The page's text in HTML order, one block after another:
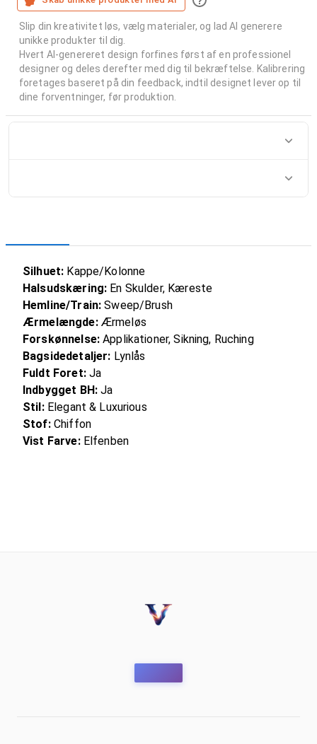
Slip din kreativitet løs, vælg materialer, og lad AI generere
unikke produkter til dig.
Hvert AI-genereret design forfines først af en professionel
designer og deles derefter med dig til bekræftelse. Kalibrering
foretages baseret på din feedback, indtil designet lever op til
dine forventninger, før produktion.
Silhuet: Kappe/Kolonne
Halsudskæring: En Skulder, Kæreste
Hemline/Train: Sweep/Brush
Ærmelængde:Ærmeløs
Forskønnelse:Applikationer, Sikning, Ruching
Bagsidedetaljer: Lynlås
Fuldt Foret:Ja
Indbygget BH:Ja
Stil:Elegant & Luxurious
Stof:Chiffon
Vist Farve:Elfenben